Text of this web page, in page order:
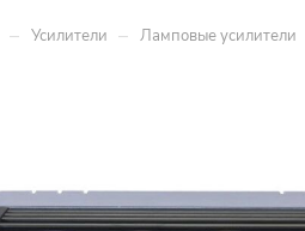
– Усилители – Ламповые усилители